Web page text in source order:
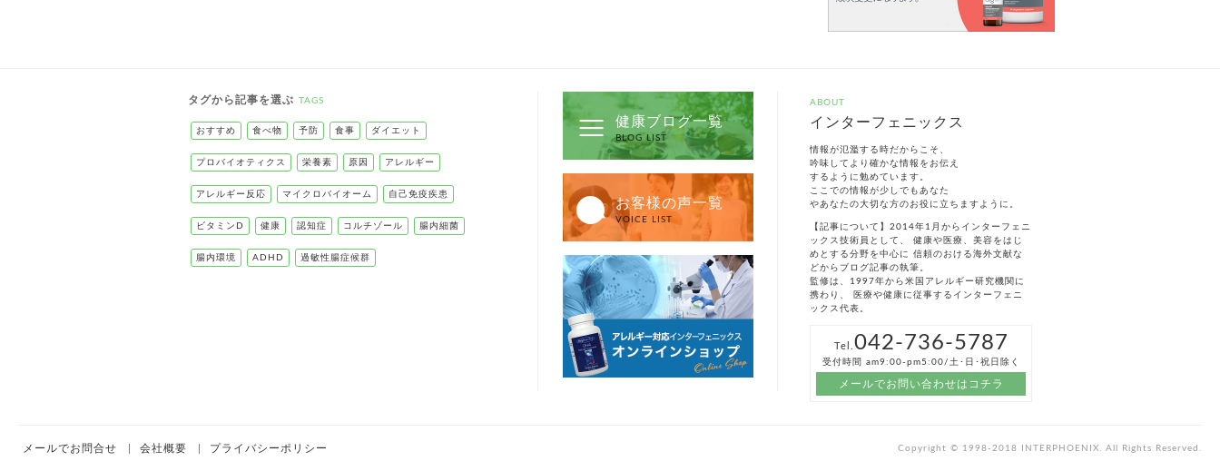
タグから記事を選ぶ TAGS
おすすめ 食べ物 予防 食事 ダイエット
プロバイオティクス 栄養素 原因 アレルギー
アレルギー反応 マイクロバイオーム 自己免疫疾患
ビタミンD 健康 認知症 コルチゾール 腸内細菌
腸内環境 ADHD 過敏性腸症候群
健康ブログ一覧
BLOG LIST
お客様の声一覧
VOICE LIST
ABOUT
インターフェニックス
情報が氾濫する時だからこそ、
吟味してより確かな情報をお伝え
するように勉めています。
ここでの情報が少しでもあなた
やあなたの大切な方のお役に立ちますように。
【記事について】2014年1月からインターフェニ
ックス技術員として、 健康や医療、美容をはじ
めとする分野を中心に 信頼のおける海外文献な
どからブログ記事の執筆。
監修は、1997年から米国アレルギー研究機関に
携わり、 医療や健康に従事するインターフェニ
ックス代表。
Tel. 042-736-5787
受付時間 am9:00-pm5:00/土･日･祝日除く
メールでお問い合わせはコチラ
メールでお問合せ 会社概要 プライバシーポリシー Copyright © 1998-2018 INTERPHOENIX. All Rights Reserved.